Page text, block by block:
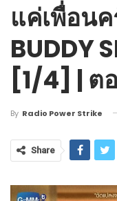
แค่เพื่อน
BUDDY
[1/4] | ต
By Radio Power Strike
Share